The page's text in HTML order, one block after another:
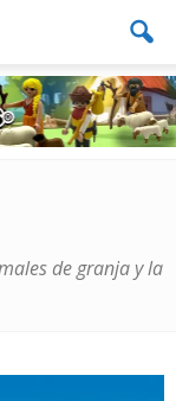
de granja y la